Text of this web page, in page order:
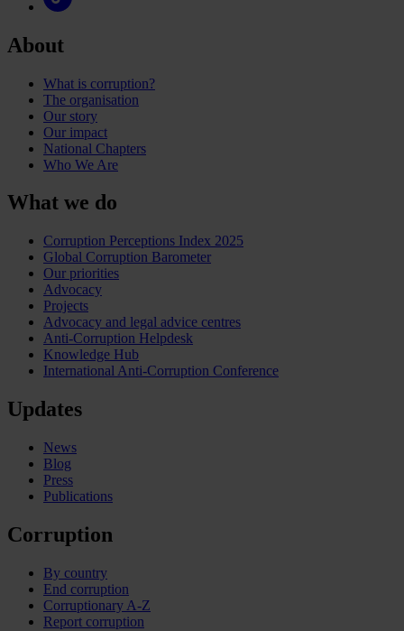
About
What is corruption?
The organisation
Our story
Our impact
National Chapters
Who We Are
What we do
Corruption Perceptions Index 2025
Global Corruption Barometer
Our priorities
Advocacy
Projects
Advocacy and legal advice centres
Anti-Corruption Helpdesk
Knowledge Hub
International Anti-Corruption Conference
Updates
News
Blog
Press
Publications
Corruption
By country
End corruption
Corruptionary A-Z
Report corruption